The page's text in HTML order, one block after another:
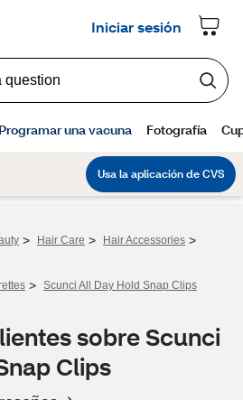
> Hair Care > Hair Accessories >
> Scunci All Day Hold Snap Clips
sobre Scunci
Clips